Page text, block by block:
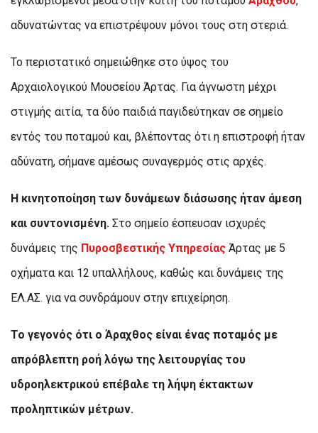
αδυνατώντας να επιστρέψουν μόνοι τους στη στεριά.
Το περιστατικό σημειώθηκε στο ύψος του
Αρχαιολογικού Μουσείου Άρτας. Για άγνωστη μέχρι
στιγμής αιτία, τα δύο παιδιά παγιδεύτηκαν σε σημείο
εντός του ποταμού και, βλέποντας ότι η επιστροφή ήταν
αδύνατη, σήμανε αμέσως συναγερμός στις αρχές.
Η κινητοποίηση των δυνάμεων διάσωσης ήταν άμεση
και συντονισμένη. Στο σημείο έσπευσαν ισχυρές
δυνάμεις της Πυροσβεστικής Υπηρεσίας Άρτας με 5
οχήματα και 12 υπαλλήλους, καθώς και δυνάμεις της
ΕΛ.ΑΣ. για να συνδράμουν στην επιχείρηση.
Το γεγονός ότι ο Άραχθος είναι ένας ποταμός με
απρόβλεπτη ροή λόγω της λειτουργίας του
υδροηλεκτρικού επέβαλε τη λήψη έκτακτων
προληπτικών μέτρων.